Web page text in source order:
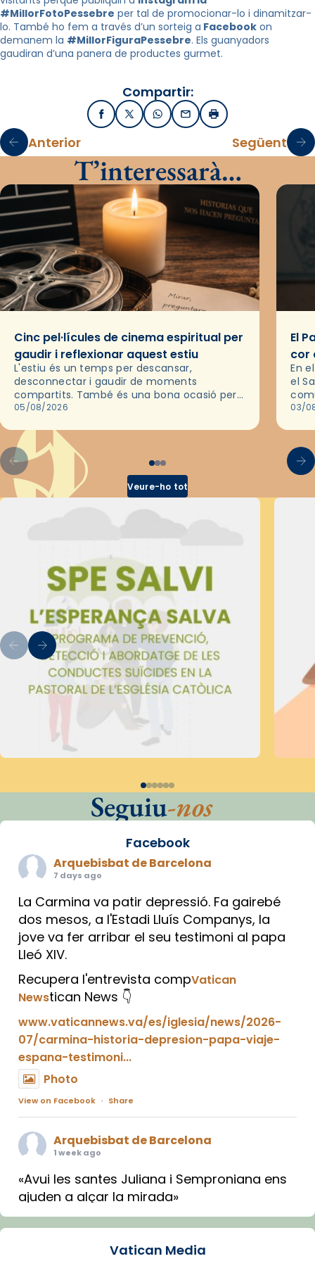
#MillorFotoPessebre per tal de promocionar-lo i dinamitzar-
lo. També ho fem a través d’un sorteig a Facebook on
demanem la #MillorFiguraPessebre. Els guanyadors
gaudiran d’una panera de productes gurmet.
Compartir:
FacebookX / TwitterWhatsApp
EmailImprimir
Anterior Següent
T’interessarà…
Cinc pel·lícules de cinema espiritual per
gaudir i reflexionar aquest estiu
L'estiu és un temps per descansar,
desconnectar i gaudir de moments
compartits. També és una bona ocasió per
deixar-se portar per una bona història i, a
05/08/2026
El
cor
En
el
de
03/
Veure-ho tot
Seguiu-nos
Facebook
Arquebisbat de Barcelona
7 days ago
La Carmina va patir depressió. Fa gairebé
dos mesos, a l'Estadi Lluís Companys, la
jove va fer arribar el seu testimoni al papa
Lleó XIV.
Recupera l'entrevista compVatican
Newstican News 👇
www.vaticannews.va/es/iglesia/news/2026-
07/carmina-historia-depresion-papa-viaje-
espana-testimoni...
Photo
View on Facebook · Share
Arquebisbat de Barcelona
1 week ago
«Avui les santes Juliana i Semproniana ens
ajuden a alçar la mirada»
Mons. Sergi Gordo, bisbe de Tortosa, ha
Santes de Mataró.Vatican Media